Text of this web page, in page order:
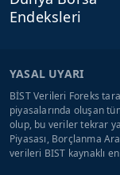
Endeksleri
YASAL UYARI
BİST Verileri Foreks
piyasalarında oluşan
olup, bu veriler tekrar
Piyasası, Borçlanma
verileri BIST kaynaklı